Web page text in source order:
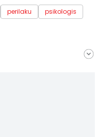
perilaku
psikologis